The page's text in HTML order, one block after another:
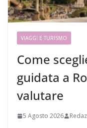
VIAGGI E TURISMO
Come
guidata a
valutare
5 Agosto 2026